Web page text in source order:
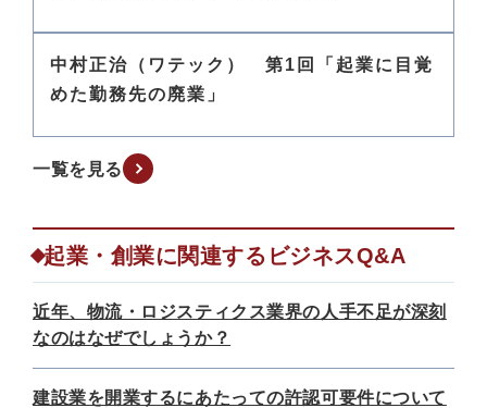
中村正治（ワテック） 第1回「起業に目覚
めた勤務先の廃業」
一覧を見る
起業・創業に関連するビジネスQ&A
近年、物流・ロジスティクス業界の人手不足が深刻
なのはなぜでしょうか？
建設業を開業するにあたっての許認可要件について